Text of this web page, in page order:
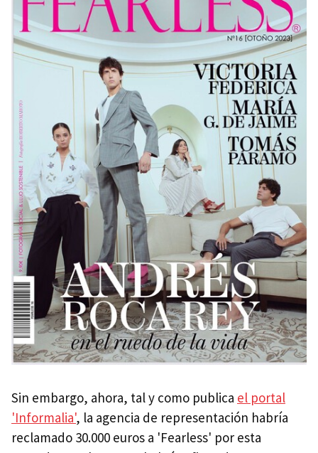
Sin embargo, ahora, tal y como publica el portal
'Informalia', la agencia de representación habría
reclamado 30.000 euros a 'Fearless' por esta